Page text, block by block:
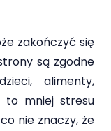
zakończyć się
są zgodne
alimenty,
to mniej stresu
nie znaczy, że